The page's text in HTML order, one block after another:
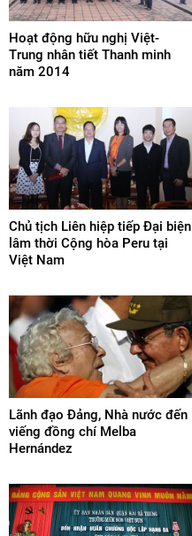
Hoạt động hữu nghị Việt-
Trung nhân tiết Thanh minh
năm 2014
Chủ tịch Liên hiệp tiếp Đại biện
lâm thời Cộng hòa Peru tại
Việt Nam
Lãnh đạo Đảng, Nhà nước đến
viếng đồng chí Melba
Hernández